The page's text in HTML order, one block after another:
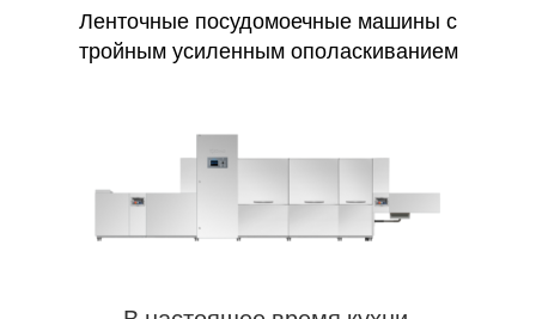
Ленточные посудомоечные машины с
тройным усиленным ополаскиванием